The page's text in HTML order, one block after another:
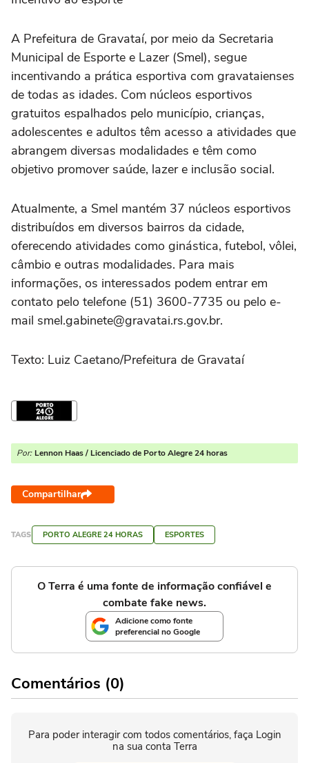
A Prefeitura de Gravataí, por meio da Secretaria
Municipal de Esporte e Lazer (Smel), segue
incentivando a prática esportiva com gravataienses
de todas as idades. Com núcleos esportivos
gratuitos espalhados pelo município, crianças,
adolescentes e adultos têm acesso a atividades que
abrangem diversas modalidades e têm como
objetivo promover saúde, lazer e inclusão social.
Atualmente, a Smel mantém 37 núcleos esportivos
distribuídos em diversos bairros da cidade,
oferecendo atividades como ginástica, futebol, vôlei,
câmbio e outras modalidades. Para mais
informações, os interessados podem entrar em
contato pelo telefone (51) 3600-7735 ou pelo e-
mail smel.gabinete@gravatai.rs.gov.br.
Texto: Luiz Caetano/Prefeitura de Gravataí
Por: Lennon Haas / Licenciado de Porto Alegre 24 horas
Compartilhar
TAGS PORTO ALEGRE 24 HORAS ESPORTES
O Terra é uma fonte de informação confiável e
combate fake news.
Adicione como fonte
preferencial no Google
Comentários (0)
Para poder interagir com todos comentários, faça Login
na sua conta Terra